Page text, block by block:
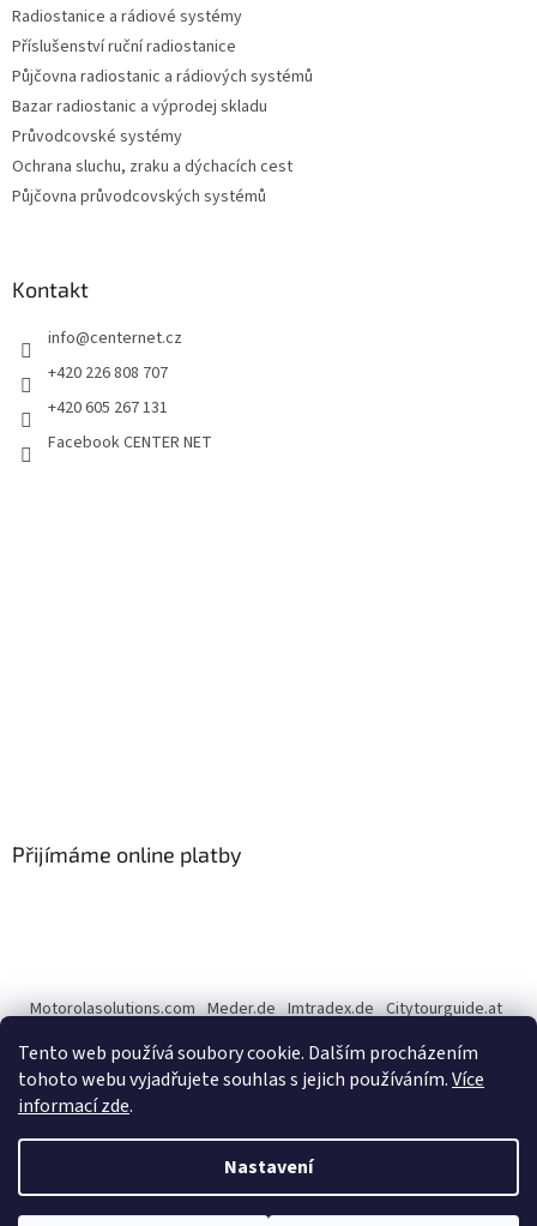
Tento web používá soubory cookie. Dalším procházením
tohoto webu vyjadřujete souhlas s jejich používáním.Více
informací zde.
Nastavení
i
Radiostanice a rádiové systémy
Příslušenství ruční radiostanice
Půjčovna radiostanic a rádiových systémů
Bazar radiostanic a výprodej skladu
Průvodcovské systémy
Ochrana sluchu, zraku a dýchacích cest
Půjčovna průvodcovských systémů
Kontakt
info@centernet.cz
+420 226 808 707
+420 605 267 131
Facebook CENTER NET
Přijímáme online platby
Motorolasolutions.com Meder.de Imtradex.de Citytourguide.at